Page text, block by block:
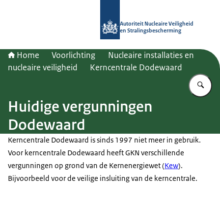
Autoriteit Nucleaire Veiligheid
en Stralingsbescherming
Home Voorlichting
Nucleaire installaties en
nucleaire veiligheid
Kerncentrale Dodewaard
Huidige vergunningen
Dodewaard
Kerncentrale Dodewaard is sinds 1997 niet meer in gebruik.
Voor kerncentrale Dodewaard heeft GKN verschillende
vergunningen op grond van de Kernenergiewet (Kew).
Bijvoorbeeld voor de veilige insluiting van de kerncentrale.